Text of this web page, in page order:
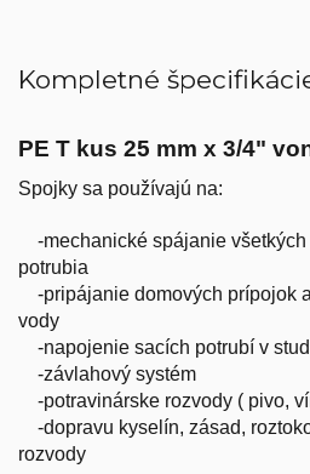
Kompletné
PE T kus 25 mm x 3/4"
Spojky sa používajú na:
-mechanické spájanie
potrubia
-pripájanie domových prípojok
vody
-napojenie sacích potrubí v
-závlahový systém
-potravinárske rozvody ( pivo,
-dopravu kyselín, zásad,
rozvody